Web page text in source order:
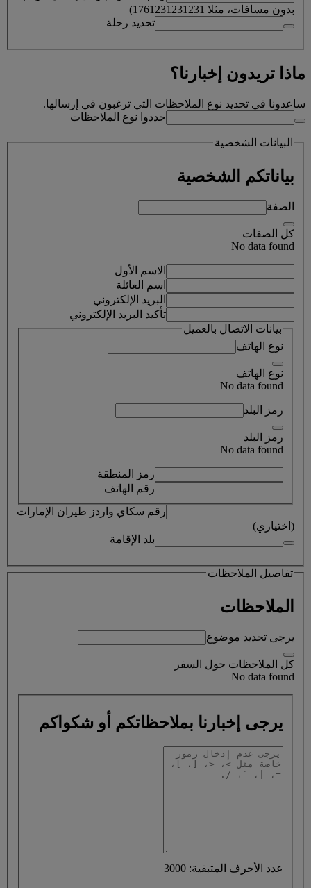
بدون مسافات، مثلا 1761231231231)
تحديد رحلة
ماذا تريدون إخبارنا؟
ساعدونا في تحديد نوع الملاحظات التي ترغبون في إرسالها.
حددوا نوع الملاحظات
البيانات الشخصية
بياناتكم الشخصية
الصفة
كل الصفات
No data found
الاسم الأول
اسم العائلة
البريد الإلكتروني
تأكيد البريد الإلكتروني
بيانات الاتصال بالعميل
نوع الهاتف
نوع الهاتف
No data found
رمز البلد
رمز البلد
No data found
رمز المنطقة
رقم الهاتف
رقم سكاي واردز طيران الإمارات
(اختياري)
بلد الإقامة
تفاصيل الملاحظات
الملاحظات
يرجى تحديد موضوع
كل الملاحظات حول السفر
No data found
يرجى إخبارنا بملاحظاتكم أو شكواكم
عدد الأحرف المتبقية: 3000